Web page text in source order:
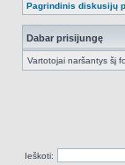
Pagrindinis diskusijų
Dabar prisijungę
Vartotojai naršantys šį
Ieškoti: